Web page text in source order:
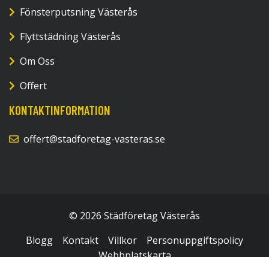
Fönsterputsning Västerås
Flyttstädning Västerås
Om Oss
Offert
KONTAKTINFORMATION
offert@stadforetag-vasteras.se
© 2026 Städföretag Västerås
Blogg
Kontakt Villkor
Personuppgiftspolicy